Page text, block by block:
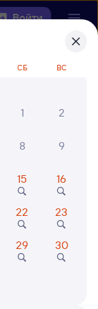
Войти
ж/д
СБ ВС
1
2
8 9
15 16
22 23
29 30